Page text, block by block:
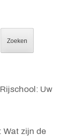
Zoeken
Uw
Wat zijn de